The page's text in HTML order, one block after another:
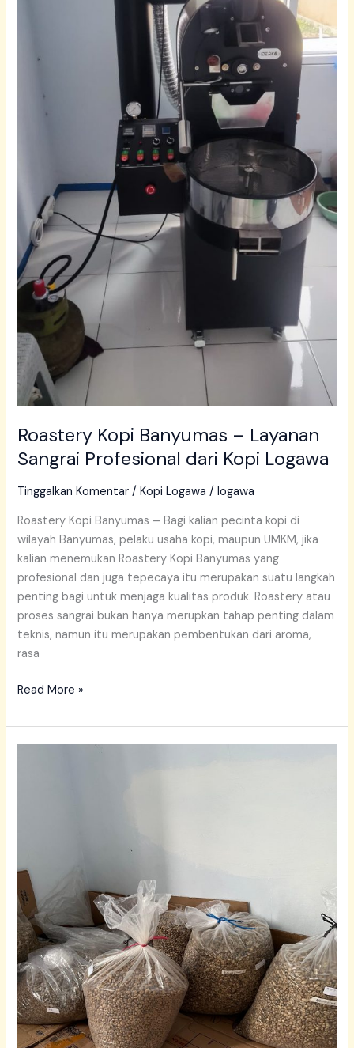
Roastery Kopi Banyumas – Layanan
Sangrai Profesional dari Kopi Logawa
Tinggalkan Komentar /Kopi Logawa /logawa
Roastery Kopi Banyumas – Bagi kalian pecinta kopi di
wilayah Banyumas, pelaku usaha kopi, maupun UMKM, jika
kalian menemukan Roastery Kopi Banyumas yang
profesional dan juga tepecaya itu merupakan suatu langkah
penting bagi untuk menjaga kualitas produk. Roastery atau
proses sangrai bukan hanya merupkan tahap penting dalam
teknis, namun itu merupakan pembentukan dari aroma,
rasa
Read More »
–
Supplier
Green
Bean
&
Roasted
Bean
di
Banyumas